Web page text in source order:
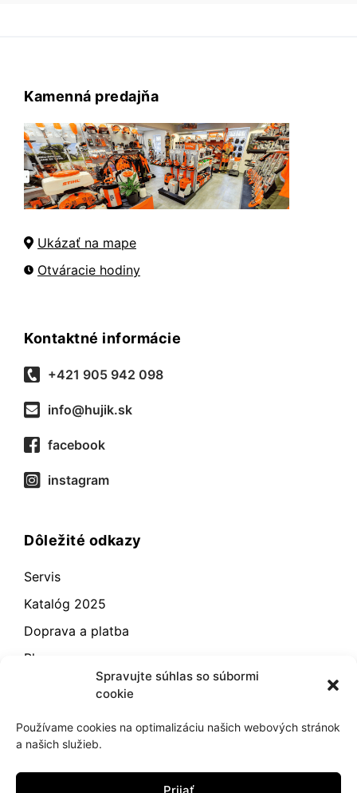
Spravujte súhlas so súbormi
cookie
Používame cookies na optimalizáciu našich webových stránok
a našich služieb.
Prijať
Kamenná predajňa
Ukázať na mape
Otváracie hodiny
Kontaktné informácie
+421 905 942 098
info@hujik.sk
facebook
instagram
Dôležité odkazy
Servis
Katalóg 2025
Doprava a platba
Blog
Odstúpenie od zmluvy